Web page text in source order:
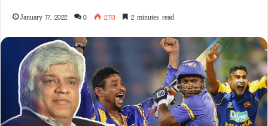
January 17, 2022 0 2,113 2 minutes read